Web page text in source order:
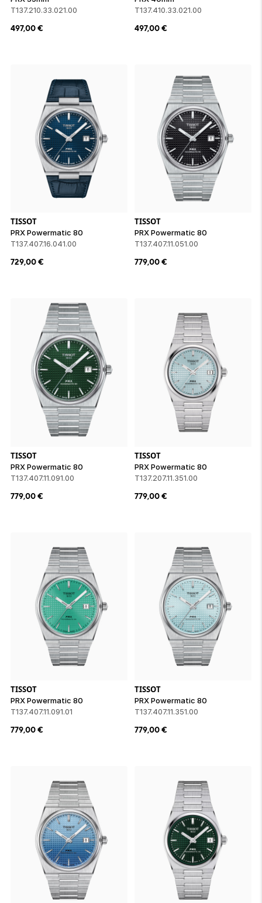
T137.210.33.021.00
497,00€
T137.410.33.021.00
497,00€
TISSOT
PRX Powermatic 80
T137.407.16.041.00
729,00€
TISSOT
PRX Powermatic 80
T137.407.11.051.00
779,00€
TISSOT
PRX Powermatic 80
T137.407.11.091.00
779,00€
TISSOT
PRX Powermatic 80
T137.207.11.351.00
779,00€
TISSOT
PRX Powermatic 80
T137.407.11.091.01
779,00€
TISSOT
PRX Powermatic 80
T137.407.11.351.00
779,00€